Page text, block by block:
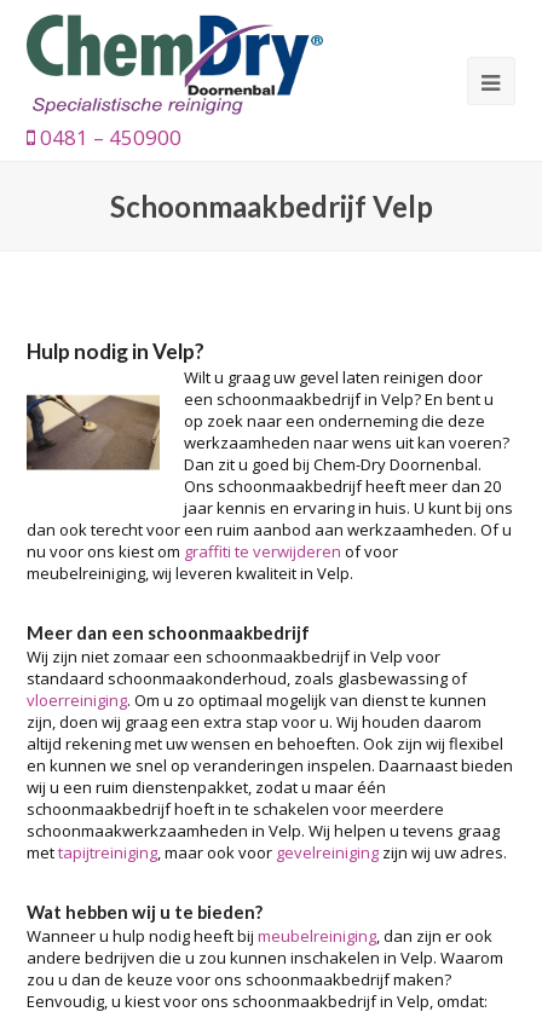
0481 – 450900
Schoonmaakbedrijf Velp
Hulp nodig in Velp?
Wilt u graag uw gevel laten reinigen door
een schoonmaakbedrijf in Velp? En bent u
op zoek naar een onderneming die deze
werkzaamheden naar wens uit kan voeren?
Dan zit u goed bij Chem-Dry Doornenbal.
Ons schoonmaakbedrijf heeft meer dan 20
jaar kennis en ervaring in huis. U kunt bij ons
dan ook terecht voor een ruim aanbod aan werkzaamheden. Of u
nu voor ons kiest om graffiti te verwijderen of voor
meubelreiniging, wij leveren kwaliteit in Velp.
Meer dan een schoonmaakbedrijf
Wij zijn niet zomaar een schoonmaakbedrijf in Velp voor
standaard schoonmaakonderhoud, zoals glasbewassing of
vloerreiniging. Om u zo optimaal mogelijk van dienst te kunnen
zijn, doen wij graag een extra stap voor u. Wij houden daarom
altijd rekening met uw wensen en behoeften. Ook zijn wij flexibel
en kunnen we snel op veranderingen inspelen. Daarnaast bieden
wij u een ruim dienstenpakket, zodat u maar één
schoonmaakbedrijf hoeft in te schakelen voor meerdere
schoonmaakwerkzaamheden in Velp. Wij helpen u tevens graag
mettapijtreiniging, maar ook voor gevelreiniging zijn wij uw adres.
Wat hebben wij u te bieden?
Wanneer u hulp nodig heeft bijmeubelreiniging, dan zijn er ook
andere bedrijven die u zou kunnen inschakelen in Velp. Waarom
zou u dan de keuze voor ons schoonmaakbedrijf maken?
Eenvoudig, u kiest voor ons schoonmaakbedrijf in Velp, omdat: